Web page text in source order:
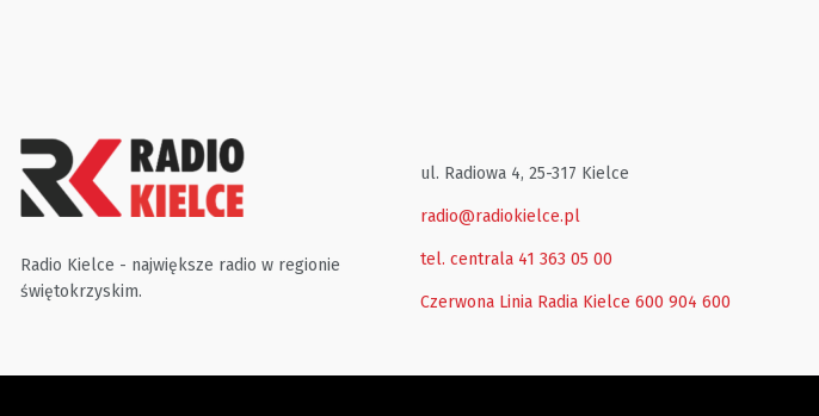
Radio Kielce - największe radio w regionie
świętokrzyskim.
ul. Radiowa 4, 25-317 Kielce
radio@radiokielce.pl
tel. centrala 41 363 05 00
Czerwona Linia Radia Kielce 600 904 600